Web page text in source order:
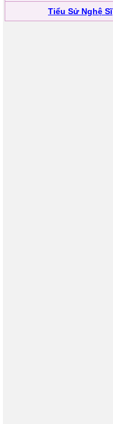
Tiểu Sử Nghệ Sĩ